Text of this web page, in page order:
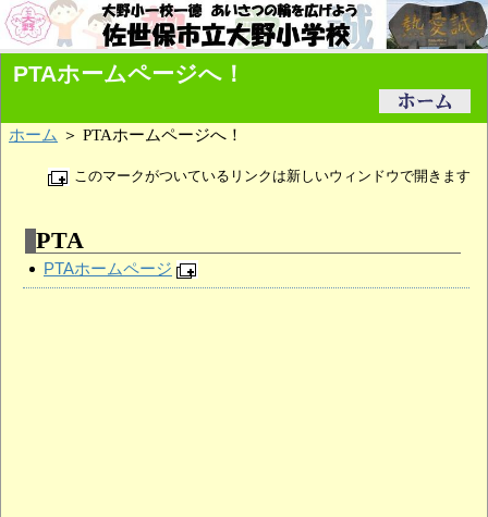
PTAホームページへ！
ホーム ＞ PTAホームページへ！
このマークがついているリンクは新しいウィンドウで開きます
PTA
PTAホームページ